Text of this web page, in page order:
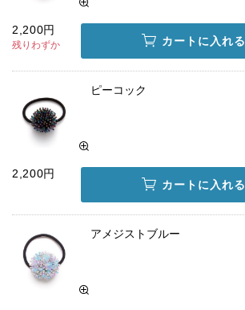
2,200円
残りわずか カートに入れる
ピーコック
2,200円
カートに入れる
アメジストブルー